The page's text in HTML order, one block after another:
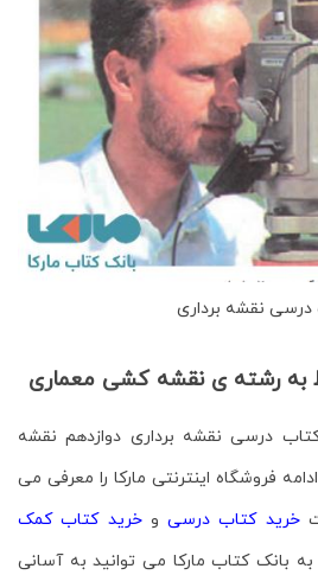
نقشه برداری
به رشته ی نقشه کشی معماری
درسی نقشه برداری دوازدهم نقشه
فروشگاه اینترنتی مارکا را معرفی می
خرید کتاب درسی وخرید کتاب کمک
بانک کتاب مارکا می توانید به آسانی